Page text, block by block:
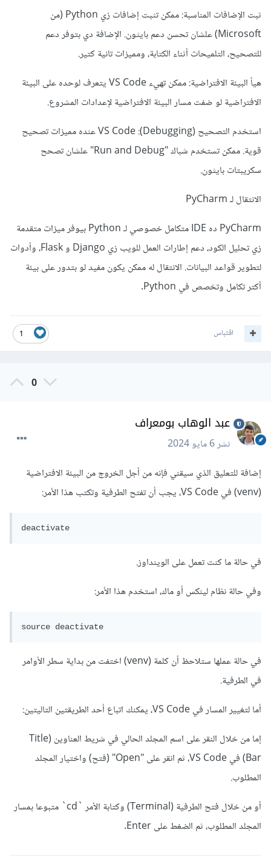
ثبت الإضافات المناسبة: ممكن تثبت إضافات زي Python (من
Microsoft) علشان تحسن دعم بايثون. الإضافة دي بتوفر دعم
للتصحيح، التلميحات أثناء الكتابة، ومميزات تانية كتير.
هيأ البيئة الافتراضية: ممكن تهيء VS Code يتعرف لوحده على البيئة
الافتراضية لو ضفت مسار البيئة الافتراضية لإعدادات المشروع.
استخدم التصحيح (Debugging): VS Code عنده مميزات تصحيح
قوية. ممكن تستخدم شباك "Run and Debug" علشان تصحح
سكريبتات بايثون.
الانتقال لـ PyCharm
PyCharm ده IDE متكامل خصوصي لـ Python بيوفر ميزات متقدمة
زي تحليل الكود، دعم إطارات العمل للويب زي Django و Flask، وأدوات
لتطوير قواعد البيانات. الانتقال له ممكن يكون مفيد لو بتدور على بيئة
أكتر تكامل وتخصص في Python.
1 اقتباس
0
عبد الوهاب بومعراف
نشر6 مايو 2024
إضافة للتعليق الذي سيقني فإنه من أجل الخروج من البيئة الافتراضية
في حالة ما كنت تعمل على الوينداوز.
وفي حالة نظام لينكس أو ماك، استخدم هذا الأمر:
source deactivate
في حالة عملها ستلاحظ أن كلمة (venv) اختفت من بداية سطر الأوامر
في الطرفية.
أما لتغيير المسار في VS Code، يمكنك اتباع أحد الطريقتين التاليتين:
إما من خلال النقر على اسم المجلد الحالي في شريط العناوين (Title
Bar) في VS Code، ثم انقر على "Open" (فتح) واختيار المجلد
المطلوب.
أو من خلال فتح الطرفية (Terminal) وكتابة الأمر `cd` متبوعا بمسار
المجلد المطلوب، ثم الضغط على Enter.